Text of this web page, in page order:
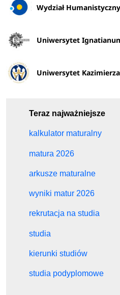
Wydział Humanistyczny
Uniwersytet
Uniwersytet Kazimierza
Teraz najważniejsze
kalkulator maturalny
matura 2026
arkusze maturalne
wyniki matur 2026
rekrutacja na studia
studia
kierunki studiów
studia podyplomowe